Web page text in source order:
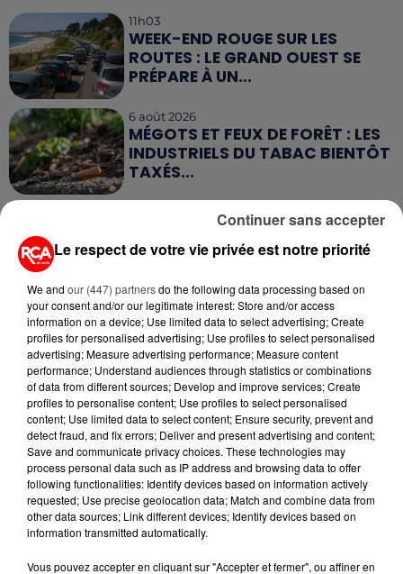
11h03
WEEK-END ROUGE SUR LES
ROUTES : LE GRAND OUEST SE
PRÉPARE À UN...
6 août 2026
MÉGOTS ET FEUX DE FORÊT : LES
INDUSTRIELS DU TABAC BIENTÔT
TAXÉS...
CANICULE : POURQUOI LES
BOUTEILLES D'EAU
5 août 2026
MANGER SAINEMENT COÛTE 25 %
PLUS CHER QU'IL Y A CINQ ANS,
ALERTE L’ONU
5 août 2026
QUELLES SONT LES MARQUES QUI
OFFRENT LE MEILLEUR RAPPORT...
5 août 2026
MOUCHES : LES 5 RÉFLEXES À
ADOPTER POUR ÉVITER
Le respect de votre vie privée est notre priorité
We and our (447) partnersdo the following data processing based on
your consent and/or our legitimate interest: Store and/or access
information on a device; Use limited data to select advertising; Create
profiles for personalised advertising; Use profiles to select personalised
advertising; Measure advertising performance; Measure content
performance; Understand audiences through statistics or combinations
of data from different sources; Develop and improve services; Create
profiles to personalise content; Use profiles to select personalised
content; Use limited data to select content; Ensure security, prevent and
detect fraud, and fix errors; Deliver and present advertising and content;
Save and communicate privacy choices. These technologies may
process personal data such as IP address and browsing data to offer
following functionalities: Identify devices based on information actively
requested; Use precise geolocation data; Match and combine data from
other data sources; Link different devices; Identify devices based on
information transmitted automatically.
Vous pouvez accepter en cliquant sur "Accepter et fermer", ou affiner en
Continuer sans accepter